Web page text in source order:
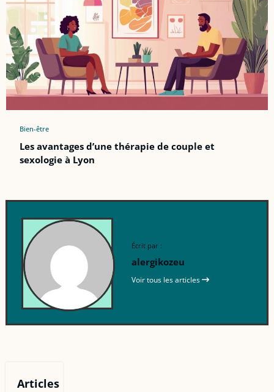
Bien-être
Les avantages d’une thérapie de couple et
sexologie à Lyon
Écrit par :
alergikozeu
Voir tous les articles
Articles